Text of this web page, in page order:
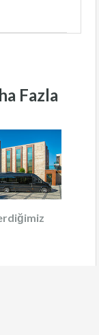
Fazla